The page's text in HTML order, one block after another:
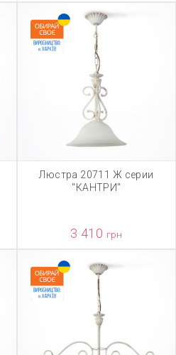
Люстра 20711 Ж серии
"КАНТРИ"
3 410 грн